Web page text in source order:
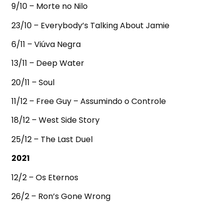
9/10 – Morte no Nilo
23/10 – Everybody’s Talking About Jamie
6/11 – Viúva Negra
13/11 – Deep Water
20/11 – Soul
11/12 – Free Guy – Assumindo o Controle
18/12 – West Side Story
25/12 – The Last Duel
2021
12/2 – Os Eternos
26/2 – Ron’s Gone Wrong